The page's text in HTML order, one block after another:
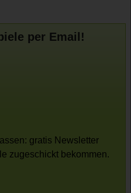
per Email!
gratis Newsletter
zugeschickt bekommen.